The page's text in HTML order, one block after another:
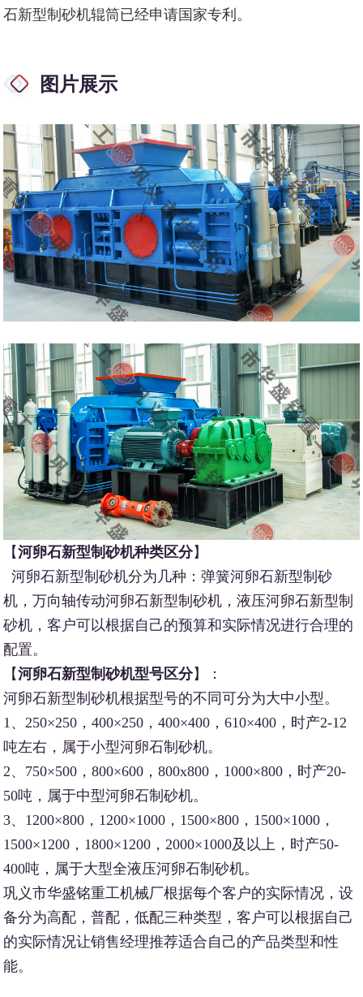
石新型制砂机辊筒已经申请国家专利。
图片展示
【河卵石新型制砂机种类区分】
河卵石新型制砂机分为几种：弹簧河卵石新型制砂
机，万向轴传动河卵石新型制砂机，液压河卵石新型制
砂机，客户可以根据自己的预算和实际情况进行合理的
配置。
【河卵石新型制砂机型号区分】：
河卵石新型制砂机根据型号的不同可分为大中小型。
1、250×250，400×250，400×400，610×400，时产2-12
吨左右，属于小型河卵石制砂机。
2、750×500，800×600，800x800，1000×800，时产20-
50吨，属于中型河卵石制砂机。
3、1200×800，1200×1000，1500×800，1500×1000，
1500×1200，1800×1200，2000×1000及以上，时产50-
400吨，属于大型全液压河卵石制砂机。
巩义市华盛铭重工机械厂根据每个客户的实际情况，设
备分为高配，普配，低配三种类型，客户可以根据自己
的实际情况让销售经理推荐适合自己的产品类型和性
能。